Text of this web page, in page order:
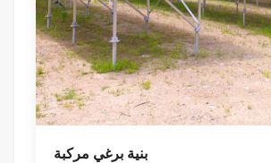
بنية برغي مركبة